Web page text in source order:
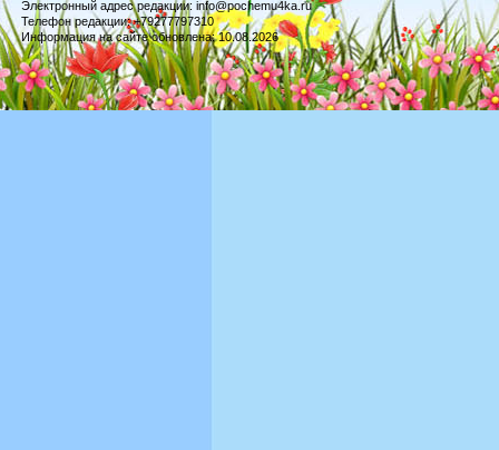
Электронный адрес редакции: info@pochemu4ka.ru
Телефон редакции: +79277797310
Информация на сайте обновлена: 10.08.2026